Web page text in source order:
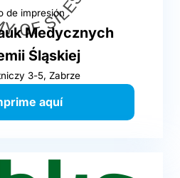
de impresión
Medycznych
Śląskiej
3-5, Zabrze
aquí